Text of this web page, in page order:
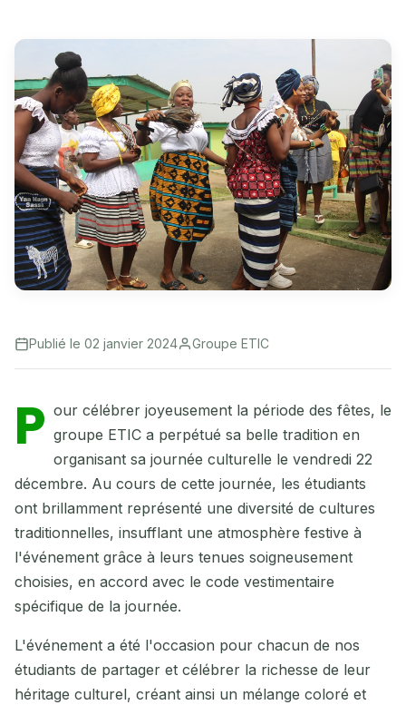
Publié le 02 janvier 2024 Groupe ETIC
P our célébrer joyeusement la période des fêtes, le
groupe ETIC a perpétué sa belle tradition en
organisant sa journée culturelle le vendredi 22
décembre. Au cours de cette journée, les étudiants
ont brillamment représenté une diversité de cultures
traditionnelles, insufflant une atmosphère festive à
l'événement grâce à leurs tenues soigneusement
choisies, en accord avec le code vestimentaire
spécifique de la journée.
L'événement a été l'occasion pour chacun de nos
étudiants de partager et célébrer la richesse de leur
héritage culturel, créant ainsi un mélange coloré et